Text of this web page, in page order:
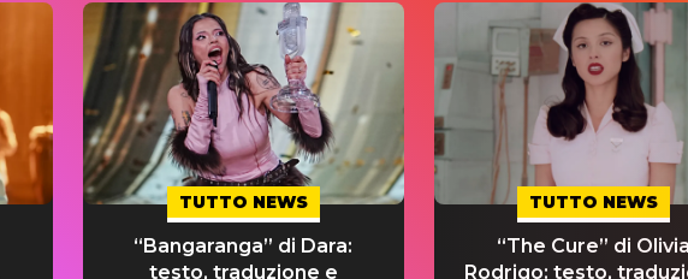
TUTTO NEWS
“Bangaranga” di Dara:
testo, traduzione e
TUTTO NEWS
“The Cure” di Olivia
Rodrigo: testo,